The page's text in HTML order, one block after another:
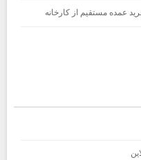
عمده مستقیم از کارخانه